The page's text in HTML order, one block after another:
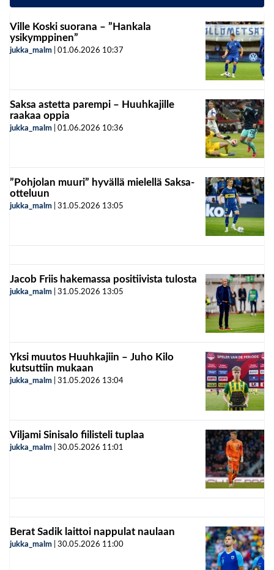
Ville Koski suorana – ”Hankala
ysikymppinen”
jukka_malm 01.06.2026 10:37
Saksa astetta parempi – Huuhkajille
raakaa oppia
jukka_malm 01.06.2026 10:36
”Pohjolan muuri” hyvällä mielellä Saksa-
otteluun
jukka_malm 31.05.2026 13:05
Jacob Friis hakemassa positiivista tulosta
jukka_malm 31.05.2026 13:05
Yksi muutos Huuhkajiin – Juho Kilo
kutsuttiin mukaan
jukka_malm 31.05.2026 13:04
Viljami Sinisalo fiilisteli tuplaa
jukka_malm 30.05.2026 11:01
Berat Sadik laittoi nappulat naulaan
jukka_malm 30.05.2026 11:00